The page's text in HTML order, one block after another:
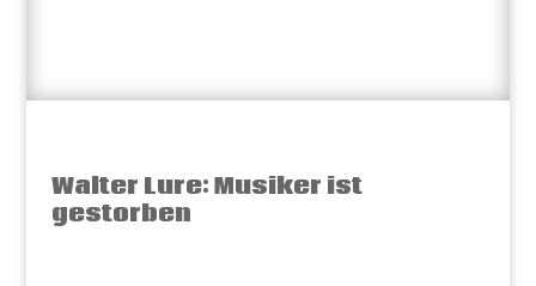
Walter Lure: Musiker ist
gestorben